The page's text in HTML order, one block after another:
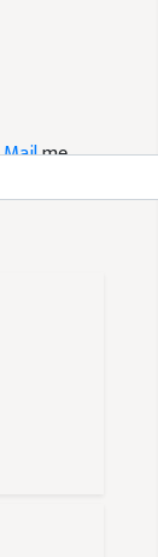
Mailme